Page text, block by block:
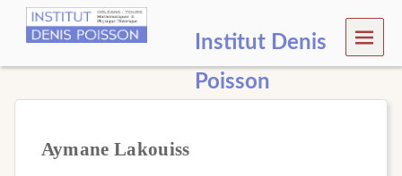
Institut Denis
Poisson
MEN
U
Aymane Lakouiss